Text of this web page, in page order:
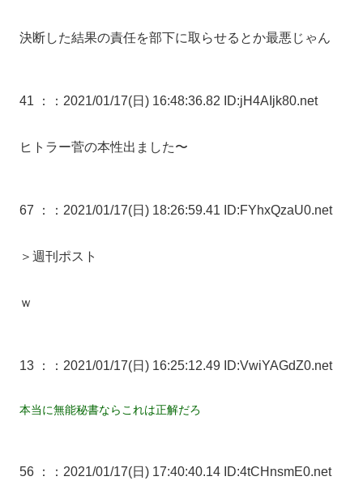
決断した結果の責任を部下に取らせるとか最悪じゃん
41 ： ：2021/01/17(日) 16:48:36.82 ID:jH4AIjk80.net
ヒトラー菅の本性出ました〜
67 ： ：2021/01/17(日) 18:26:59.41 ID:FYhxQzaU0.net
＞週刊ポスト
ｗ
13 ： ：2021/01/17(日) 16:25:12.49 ID:VwiYAGdZ0.net
本当に無能秘書ならこれは正解だろ
56 ： ：2021/01/17(日) 17:40:40.14 ID:4tCHnsmE0.net